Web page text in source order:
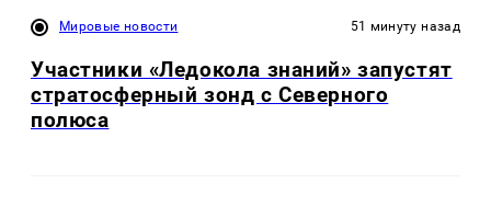
Мировые новости 51 минуту назад
Участники «Ледокола знаний» запустят
стратосферный зонд с Северного
полюса